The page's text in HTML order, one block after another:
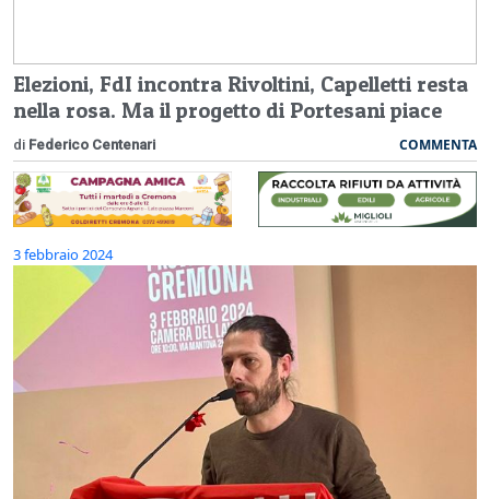
Elezioni, FdI incontra Rivoltini, Capelletti resta
nella rosa. Ma il progetto di Portesani piace
di Federico Centenari COMMENTA
3 febbraio 2024